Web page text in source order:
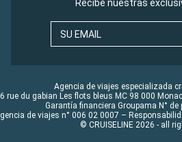
Recibe nuestras
SU EMAIL
Agencia de viajes especializada
rue du gabian Les flots bleus MC 98 000
Garantía financiera Groupama N°
de viajes n° 006 02 0007 –
© CRUISELINE 2026 - all